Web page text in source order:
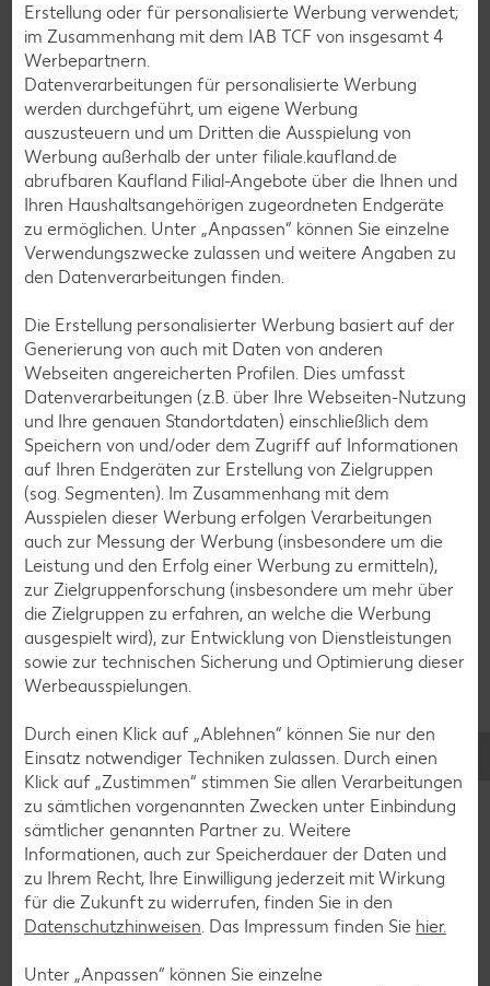
Raclette-Rezepte
Flammkuchen-Rezepte
Frühstücksrezepte
Salat-Rezepte
Spargel-Rezepte
Fleisch-Rezepte
Fisch-Rezepte
Lamm-Rezepte
Grill-Rezepte
Muffin-Rezepte
Apfelkuchen-Rezepte
Schokokuchen-Rezepte
Torten-Rezepte
Eis-Rezepte
Pfannkuchen-Rezepte
Plätzchen-Rezepte
Smoothie-Rezepte
Bowle-Rezepte
Cocktail-Rezepte
Avocado-Rezepte
Erdbeer-Rezepte
Blaubeer-Rezepte
Erstellung oder für personalisierte Werbung verwendet;
im Zusammenhang mit dem IAB TCF von insgesamt 4
Werbepartnern.
Datenverarbeitungen für personalisierte Werbung
werden durchgeführt, um eigene Werbung
auszusteuern und um Dritten die Ausspielung von
Werbung außerhalb der unter filiale.kaufland.de
abrufbaren Kaufland Filial-Angebote über die Ihnen und
Ihren Haushaltsangehörigen zugeordneten Endgeräte
zu ermöglichen. Unter „Anpassen“ können Sie einzelne
Verwendungszwecke zulassen und weitere Angaben zu
den Datenverarbeitungen finden.
Die Erstellung personalisierter Werbung basiert auf der
Generierung von auch mit Daten von anderen
Webseiten angereicherten Profilen. Dies umfasst
Datenverarbeitungen (z.B. über Ihre Webseiten-Nutzung
und Ihre genauen Standortdaten) einschließlich dem
Speichern von und/oder dem Zugriff auf Informationen
auf Ihren Endgeräten zur Erstellung von Zielgruppen
(sog. Segmenten). Im Zusammenhang mit dem
Ausspielen dieser Werbung erfolgen Verarbeitungen
auch zur Messung der Werbung (insbesondere um die
Leistung und den Erfolg einer Werbung zu ermitteln),
zur Zielgruppenforschung (insbesondere um mehr über
die Zielgruppen zu erfahren, an welche die Werbung
ausgespielt wird), zur Entwicklung von Dienstleistungen
sowie zur technischen Sicherung und Optimierung dieser
Werbeausspielungen.
Durch einen Klick auf „Ablehnen“ können Sie nur den
Einsatz notwendiger Techniken zulassen. Durch einen
Klick auf „Zustimmen“ stimmen Sie allen Verarbeitungen
zu sämtlichen vorgenannten Zwecken unter Einbindung
sämtlicher genannten Partner zu. Weitere
Informationen, auch zur Speicherdauer der Daten und
zu Ihrem Recht, Ihre Einwilligung jederzeit mit Wirkung
für die Zukunft zu widerrufen, finden Sie in den
Datenschutzhinweisen . Das Impressum finden Sie hier.
Unter „Anpassen“ können Sie einzelne